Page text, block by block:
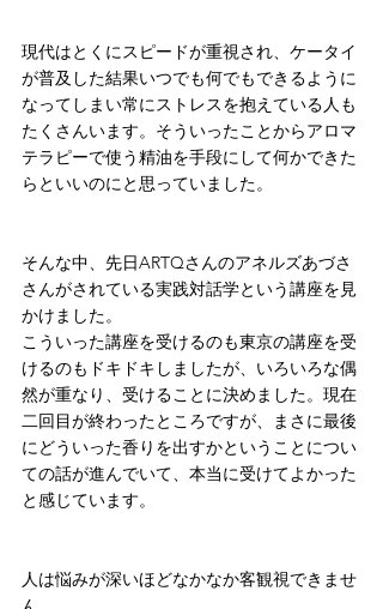
現代はとくにスピードが重視され、ケータイ
が普及した結果いつでも何でもできるように
なってしまい常にストレスを抱えている人も
たくさんいます。そういったことからアロマ
テラピーで使う精油を手段にして何かできた
らといいのにと思っていました。
そんな中、先日ARTQさんのアネルズあづさ
さんがされている実践対話学という講座を見
かけました。
こういった講座を受けるのも東京の講座を受
けるのもドキドキしましたが、いろいろな偶
然が重なり、受けることに決めました。現在
二回目が終わったところですが、まさに最後
にどういった香りを出すかということについ
ての話が進んでいて、本当に受けてよかった
と感じています。
人は悩みが深いほどなかなか客観視できませ